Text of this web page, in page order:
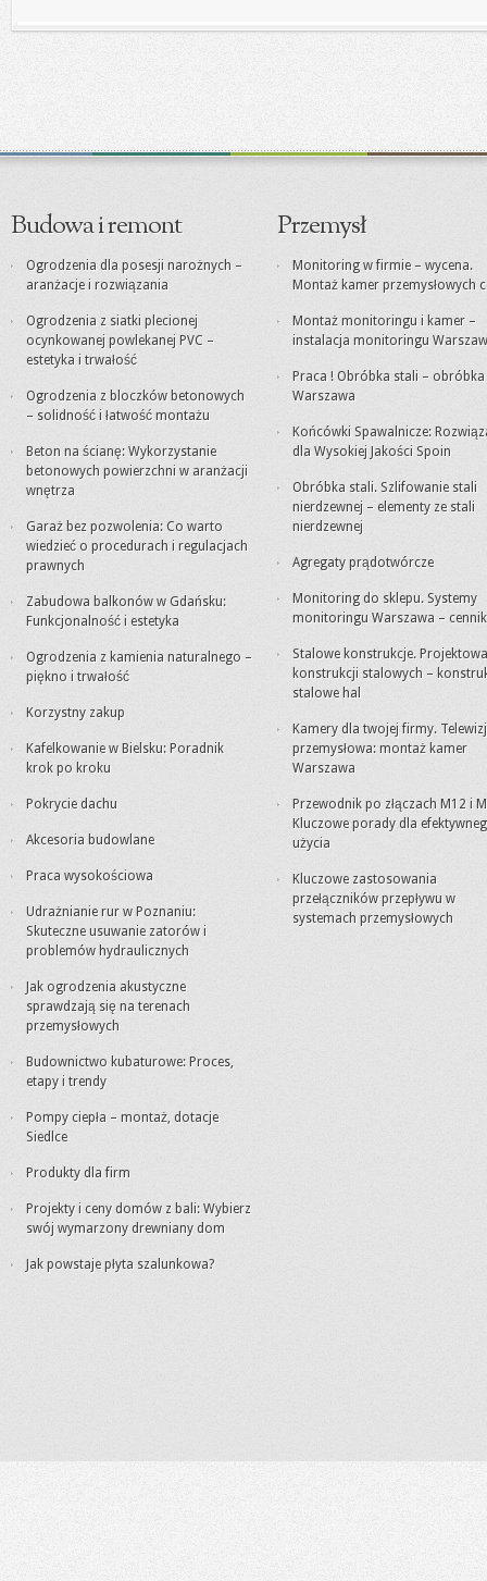
Budowa i remont
Ogrodzenia dla posesji narożnych –
aranżacje i rozwiązania
Ogrodzenia z siatki plecionej
ocynkowanej powlekanej PVC –
estetyka i trwałość
Ogrodzenia z bloczków betonowych
– solidność i łatwość montażu
Beton na ścianę: Wykorzystanie
betonowych powierzchni w aranżacji
wnętrza
Garaż bez pozwolenia: Co warto
wiedzieć o procedurach i regulacjach
prawnych
Zabudowa balkonów w Gdańsku:
Funkcjonalność i estetyka
Ogrodzenia z kamienia naturalnego –
piękno i trwałość
Korzystny zakup
Kafelkowanie w Bielsku: Poradnik
krok po kroku
Pokrycie dachu
Akcesoria budowlane
Praca wysokościowa
Udrażnianie rur w Poznaniu:
Skuteczne usuwanie zatorów i
problemów hydraulicznych
Jak ogrodzenia akustyczne
sprawdzają się na terenach
przemysłowych
Budownictwo kubaturowe: Proces,
etapy i trendy
Pompy ciepła – montaż, dotacje
Siedlce
Produkty dla firm
Projekty i ceny domów z bali: Wybierz
swój wymarzony drewniany dom
Jak powstaje płyta szalunkowa?
Przemysł
Monitoring w firmie – wycena.
Montaż kamer przemysłowych
Montaż monitoringu i kamer –
instalacja monitoringu
Praca ! Obróbka stali – obróbka
Warszawa
Końcówki Spawalnicze:
dla Wysokiej Jakości Spoin
Obróbka stali. Szlifowanie stali
nierdzewnej – elementy ze stali
nierdzewnej
Agregaty prądotwórcze
Monitoring do sklepu. Systemy
monitoringu Warszawa – cennik
Stalowe konstrukcje.
konstrukcji stalowych –
stalowe hal
Kamery dla twojej firmy.
przemysłowa: montaż kamer
Warszawa
Przewodnik po złączach M12 i
Kluczowe porady dla
użycia
Kluczowe zastosowania
przełączników przepływu w
systemach przemysłowych